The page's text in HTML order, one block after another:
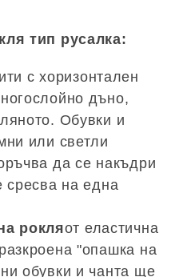
тип русалка:
с хоризонтален
дъно,
Обувки и
или светли
да се накъдри
сресва на една
рокляот еластична
"опашка на
обувки и чанта ще